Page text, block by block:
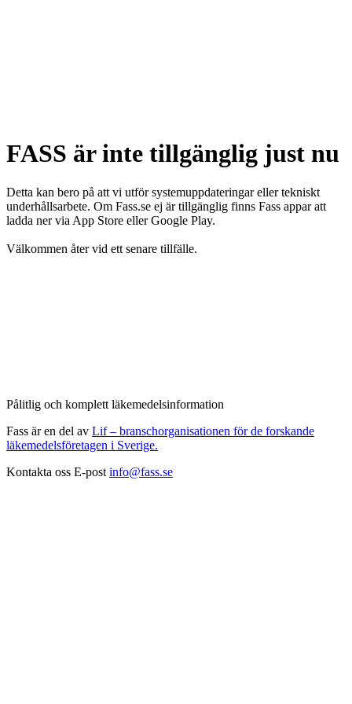
FASS är inte tillgänglig just nu
Detta kan bero på att vi utför systemuppdateringar eller tekniskt
underhållsarbete. Om Fass.se ej är tillgänglig finns Fass appar att
ladda ner via App Store eller Google Play.
Välkommen åter vid ett senare tillfälle.
Pålitlig och komplett läkemedelsinformation
Fass är en del av Lif – branschorganisationen för de forskande
läkemedelsföretagen i Sverige.
Kontakta oss E-post info@fass.se